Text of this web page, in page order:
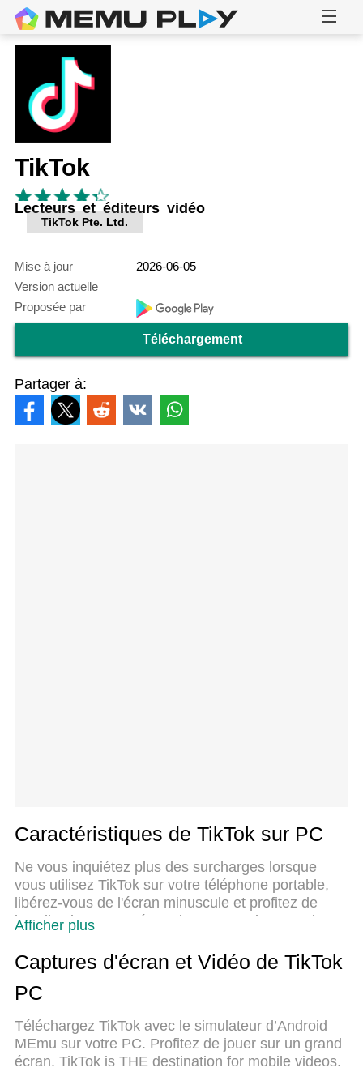
TikTok
Lecteurs et éditeurs vidéo
TikTok Pte. Ltd.
Mise à jour
2026-06-05
Version actuelle
Proposée par
Téléchargement
Partager à:
Caractéristiques de TikTok sur PC
Ne vous inquiétez plus des surcharges lorsque
vous utilisez TikTok sur votre téléphone portable,
libérez-vous de l'écran minuscule et profitez de
l'application sur un écran beaucoup plus grand.
Désormais, vous pouvez utiliser votre application
en plein écran avec le clavier et la souris. MEmu
vous offre toutes les fonctionnalités surprenantes
que vous attendiez : installation rapide et
limitations de batterie, de données mobiles et
d'appels dérangeants. Le tout nouveau MEmu 9 est
le meilleur choix pour utiliser TikTok sur votre
Afficher plus
Captures d'écran et Vidéo de TikTok
PC
Téléchargez TikTok avec le simulateur d’Android
MEmu sur votre PC. Profitez de jouer sur un grand
écran. TikTok is THE destination for mobile videos.